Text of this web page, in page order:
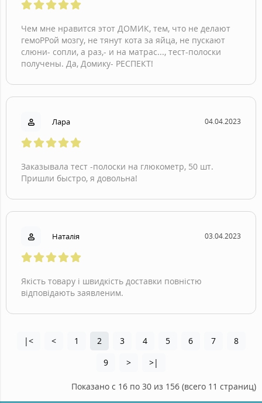
Чем мне нравится этот ДОМИК, тем, что не делают
гемоРРой мозгу, не тянут кота за яйца, не пускают
слюни- сопли, а раз,- и на матрас..., тест-полоски
получены. Да, Домику- РЕСПЕКТ!
Лара 04.04.2023
Заказывала тест -полоски на глюкометр, 50 шт.
Пришли быстро, я довольна!
Наталія 03.04.2023
Якість товару і швидкість доставки повністю
відповідають заявленим.
|< < 1 2 3 4 5 6 7
8
9
> >|
Показано с 16 по 30 из 156 (всего 11 страниц)